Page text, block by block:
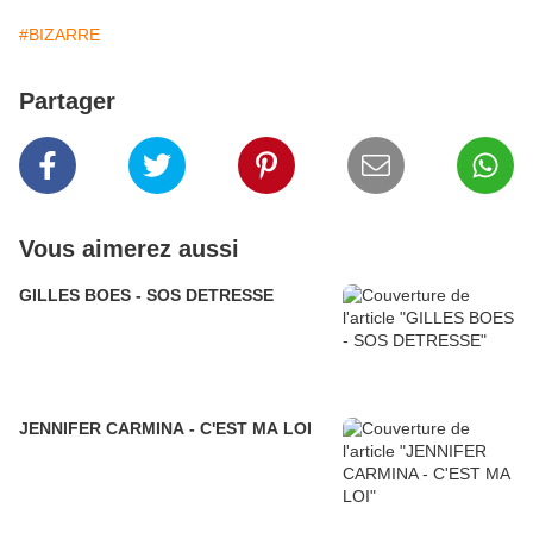
#BIZARRE
Partager
Vous aimerez aussi
GILLES BOES - SOS DETRESSE
JENNIFER CARMINA - C'EST MA LOI